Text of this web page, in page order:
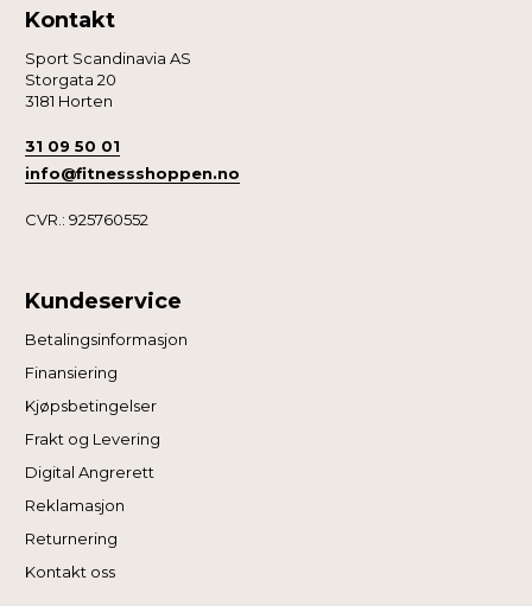
Kontakt
Sport Scandinavia AS
Storgata 20
3181 Horten
31 09 50 01
info@fitnessshoppen.no
CVR.: 925760552
Kundeservice
Betalingsinformasjon
Finansiering
Kjøpsbetingelser
Frakt og Levering
Digital Angrerett
Reklamasjon
Returnering
Kontakt oss